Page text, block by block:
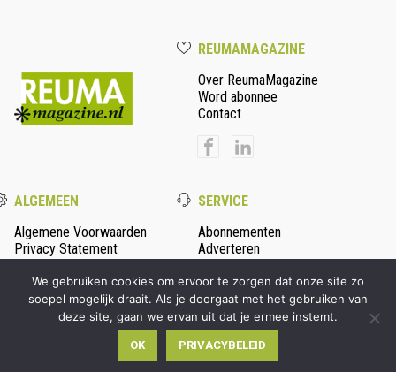
REUMAMAGAZINE
Over ReumaMagazine
Word abonnee
Contact
ALGEMEEN
Algemene Voorwaarden
Privacy Statement
SERVICE
Abonnementen
Adverteren
© 2026 Persmanager - alle rechten voorbehouden | Ontwikkeld
doorWooms
We gebruiken cookies om ervoor te zorgen dat onze site zo
soepel mogelijk draait. Als je doorgaat met het gebruiken van
deze site, gaan we ervan uit dat je ermee instemt.
OK PRIVACYBELEID